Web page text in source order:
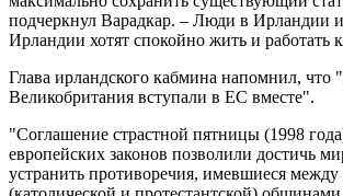
подчеркнул Варадкар. – Люди в Ирландии
Ирландии хотят спокойно жить и работать
Глава ирландского кабмина напомнил, что
Великобритания вступали в ЕС вместе".
"Соглашение страстной пятницы (1998
европейских законов позволили достичь
устранить противоречия, имевшиеся между